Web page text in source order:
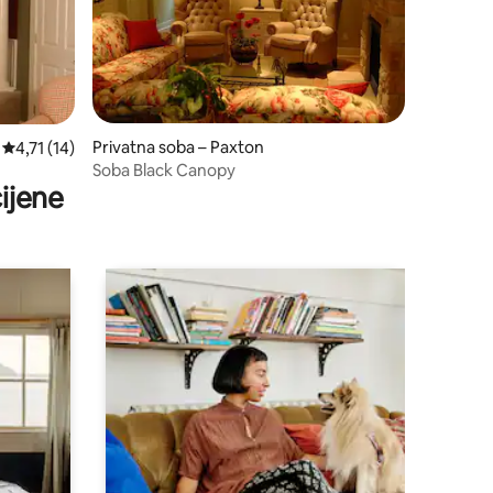
Prosječna ocjena: 4,71/5, recenzija: 14
4,71 (14)
Privatna soba – Paxton
Soba Black Canopy